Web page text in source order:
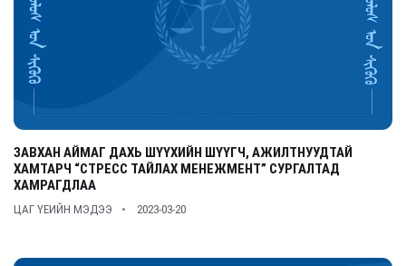
ЗАВХАН АЙМАГ ДАХЬ ШҮҮХИЙН ШҮҮГЧ, АЖИЛТНУУДТАЙ
ХАМТАРЧ “СТРЕСС ТАЙЛАХ МЕНЕЖМЕНТ” СУРГАЛТАД
ХАМРАГДЛАА
ЦАГ ҮЕИЙН МЭДЭЭ 2023-03-20